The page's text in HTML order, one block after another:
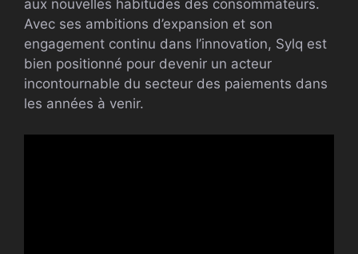
aux nouvelles habitudes des consommateurs.
Avec ses ambitions d’expansion et son
engagement continu dans l’innovation, Sylq est
bien positionné pour devenir un acteur
incontournable du secteur des paiements dans
les années à venir.